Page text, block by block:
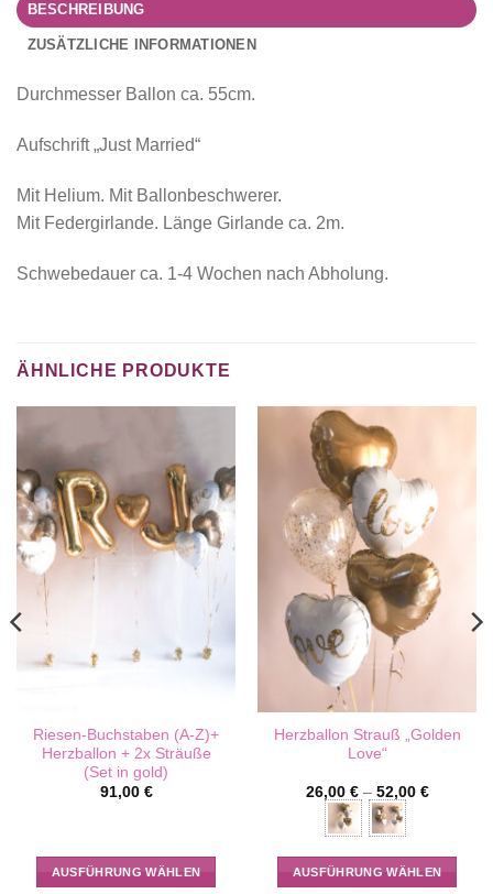
BESCHREIBUNG
ZUSÄTZLICHE INFORMATIONEN
Durchmesser Ballon ca. 55cm.
Aufschrift „Just Married“
Mit Helium. Mit Ballonbeschwerer.
Mit Federgirlande. Länge Girlande ca. 2m.
Schwebedauer ca. 1-4 Wochen nach Abholung.
ÄHNLICHE PRODUKTE
Riesen-Buchstaben (A-Z)+
Herzballon + 2x Sträuße
(Set in gold)
91,00 €
AUSFÜHRUNG WÄHLEN
Herzballon Strauß „Golden
Love“
26,00 €– 52,00 €
AUSFÜHRUNG WÄHLEN